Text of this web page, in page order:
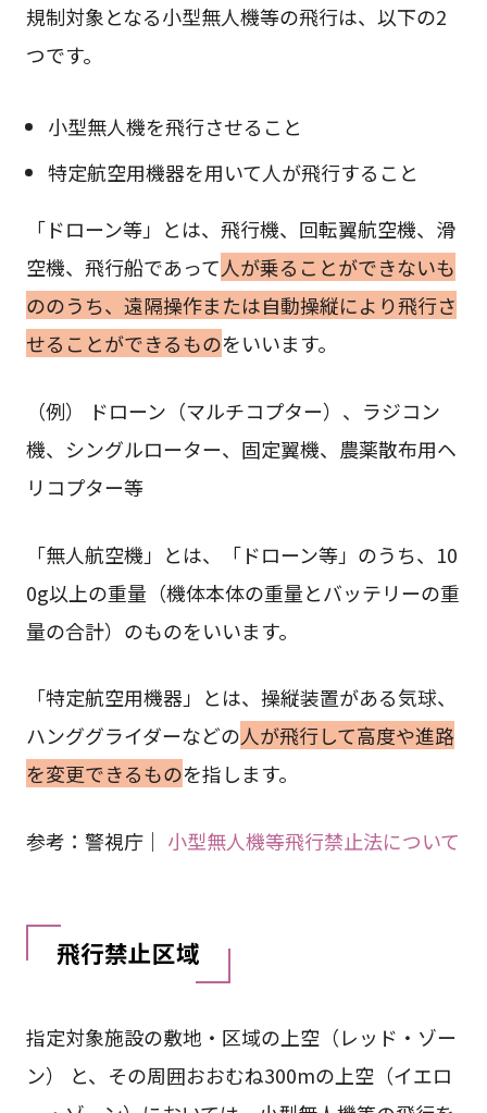
規制対象となる小型無人機等の飛行は、以下の2
つです。
小型無人機を飛行させること
特定航空用機器を用いて人が飛行すること
「ドローン等」とは、飛行機、回転翼航空機、滑
空機、飛行船であって人が乗ることができないも
ののうち、遠隔操作または自動操縦により飛行さ
せることができるものをいいます。
（例） ドローン（マルチコプター）、ラジコン
機、シングルローター、固定翼機、農薬散布用ヘ
リコプター等
「無人航空機」とは、「ドローン等」のうち、10
0g以上の重量（機体本体の重量とバッテリーの重
量の合計）のものをいいます。
「特定航空用機器」とは、操縦装置がある気球、
ハンググライダーなどの人が飛行して高度や進路
を変更できるものを指します。
参考：警視庁｜ 小型無人機等飛行禁止法について
飛行禁止区域
指定対象施設の敷地・区域の上空（レッド・ゾー
ン） と、その周囲おおむね300mの上空（イエロ